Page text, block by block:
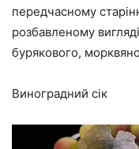
передчасному
розбавленому
бурякового,
Виноградний сік